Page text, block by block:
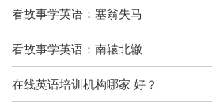
看故事学英语：塞翁失马
看故事学英语：南辕北辙
在线英语培训机构哪家 好？